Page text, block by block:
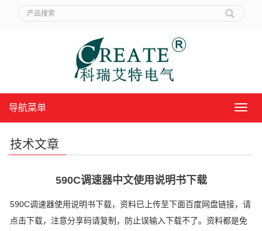
导
导航菜单
技术文章
590C调速器中文使用说明书下载
590C调速器使用说明书下载，资料已上传至下面百度网盘链接，请
点击下载，注意分享码请复制，防止误输入下载不了。资料都是免